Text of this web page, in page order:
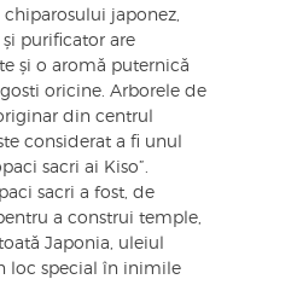
japonez,
purificator are
și o aromă puternică
oricine. Arborele de
din centrul
considerat a fi unul
sacri ai Kiso”.
sacri a fost, de
a construi temple,
Japonia, uleiul
loc special în inimile